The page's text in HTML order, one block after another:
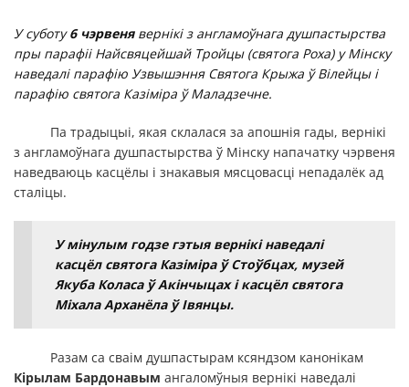
У суботу6 чэрвенявернікі з англамоўнага душпастырства
пры парафіі Найсвяцейшай Тройцы (святога Роха) у Мінску
наведалі парафію Узвышэння Святога Крыжа ў Вілейцы і
парафію святога Казіміра ў Маладзечне.
Па традыцыі, якая склалася за апошнія гады, вернікі
з англамоўнага душпастырства ў Мінску напачатку чэрвеня
наведваюць касцёлы і знакавыя мясцовасці непадалёк ад
сталіцы.
У мінулым годзе гэтыя вернікі наведалі
касцёл святога Казіміра ў Стоўбцах, музей
Якуба Коласа ў Акінчыцах і касцёл святога
Міхала Арханёла ў Івянцы.
Разам са сваім душпастырам ксяндзом канонікам
Кірылам Бардонавым ангаломўныя вернікі наведалі